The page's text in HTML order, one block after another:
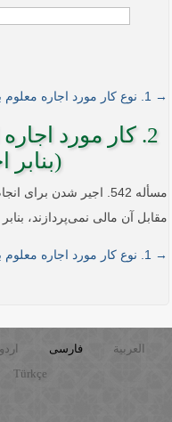
→ 1. نوع کار مورد اجاره معلوم باشد
2. کار مورد
مسأله 542. اجیر شدن
مقابل آن مالی نمی‌پردازند،
→ 1. نوع کار مورد اجاره معلوم باشد
العربية فارسی اردو
Türkçe